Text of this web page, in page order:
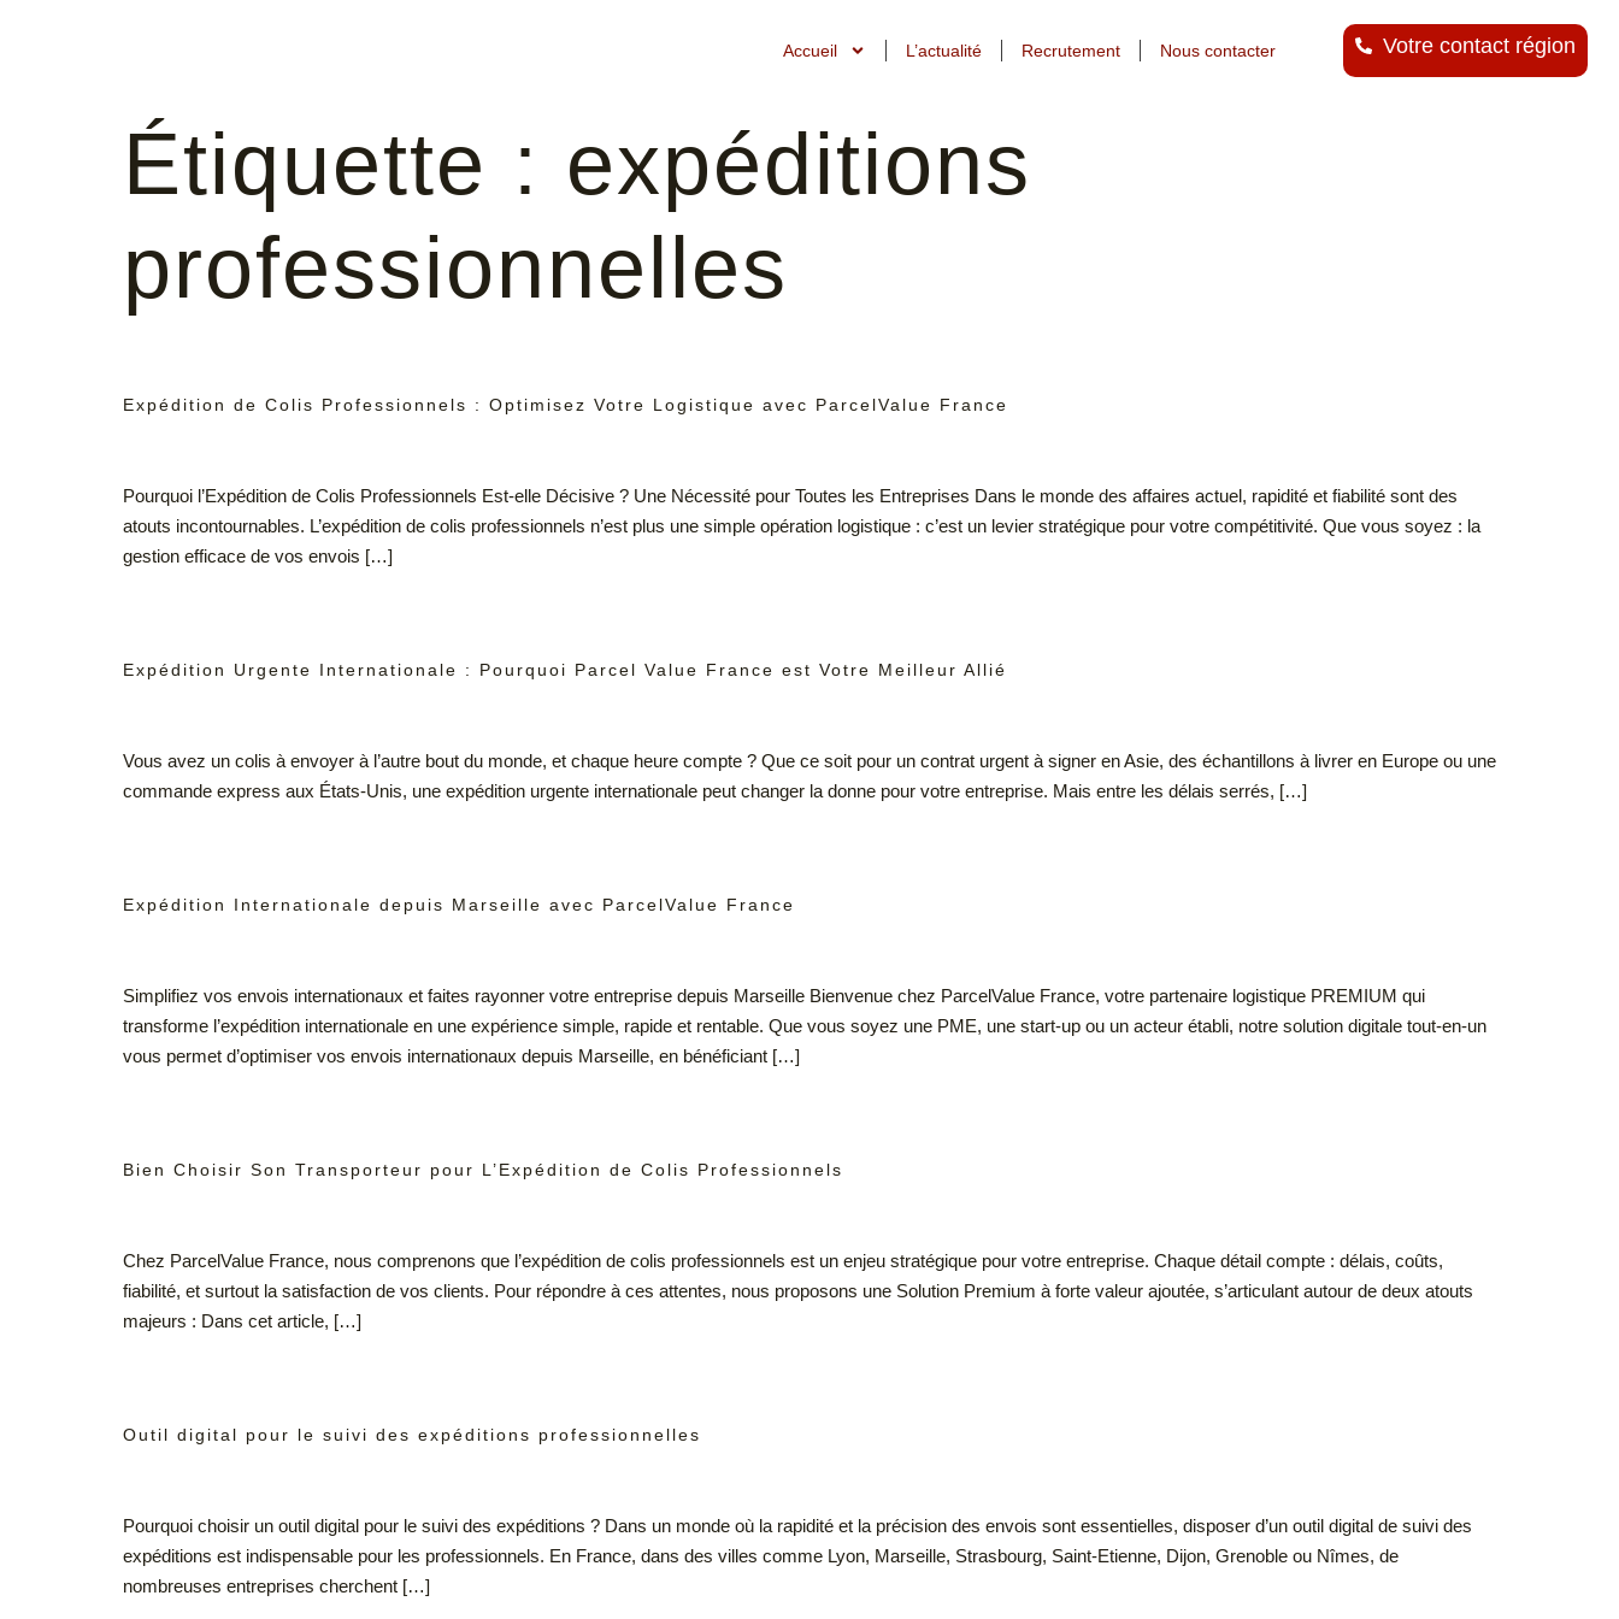
Accueil L’actualité Recrutement Nous contacter Votre contact région
Étiquette : expéditions
professionnelles
Expédition de Colis Professionnels : Optimisez Votre Logistique avec ParcelValue France
Pourquoi l’Expédition de Colis Professionnels Est-elle Décisive ? Une Nécessité pour Toutes les Entreprises Dans le monde des affaires actuel, rapidité et fiabilité sont des
atouts incontournables. L’expédition de colis professionnels n’est plus une simple opération logistique : c’est un levier stratégique pour votre compétitivité. Que vous soyez : la
gestion efficace de vos envois […]
Expédition Urgente Internationale : Pourquoi Parcel Value France est Votre Meilleur Allié
Vous avez un colis à envoyer à l’autre bout du monde, et chaque heure compte ? Que ce soit pour un contrat urgent à signer en Asie, des échantillons à livrer en Europe ou une
commande express aux États-Unis, une expédition urgente internationale peut changer la donne pour votre entreprise. Mais entre les délais serrés, […]
Expédition Internationale depuis Marseille avec ParcelValue France
Simplifiez vos envois internationaux et faites rayonner votre entreprise depuis Marseille Bienvenue chez ParcelValue France, votre partenaire logistique PREMIUM qui
transforme l’expédition internationale en une expérience simple, rapide et rentable. Que vous soyez une PME, une start-up ou un acteur établi, notre solution digitale tout-en-un
vous permet d’optimiser vos envois internationaux depuis Marseille, en bénéficiant […]
Bien Choisir Son Transporteur pour L’Expédition de Colis Professionnels
Chez ParcelValue France, nous comprenons que l’expédition de colis professionnels est un enjeu stratégique pour votre entreprise. Chaque détail compte : délais, coûts,
fiabilité, et surtout la satisfaction de vos clients. Pour répondre à ces attentes, nous proposons une Solution Premium à forte valeur ajoutée, s’articulant autour de deux atouts
majeurs : Dans cet article, […]
Outil digital pour le suivi des expéditions professionnelles
Pourquoi choisir un outil digital pour le suivi des expéditions ? Dans un monde où la rapidité et la précision des envois sont essentielles, disposer d’un outil digital de suivi des
expéditions est indispensable pour les professionnels. En France, dans des villes comme Lyon, Marseille, Strasbourg, Saint-Etienne, Dijon, Grenoble ou Nîmes, de
nombreuses entreprises cherchent […]